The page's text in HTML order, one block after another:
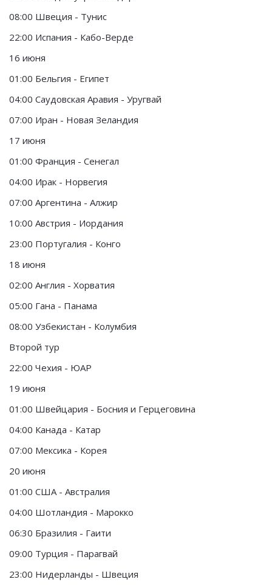
08:00 Швеция - Тунис
22:00 Испания - Кабо-Верде
16 июня
01:00 Бельгия - Египет
04:00 Саудовская Аравия - Уругвай
07:00 Иран - Новая Зеландия
17 июня
01:00 Франция - Сенегал
04:00 Ирак - Норвегия
07:00 Аргентина - Алжир
10:00 Австрия - Иордания
23:00 Португалия - Конго
18 июня
02:00 Англия - Хорватия
05:00 Гана - Панама
08:00 Узбекистан - Колумбия
Второй тур
22:00 Чехия - ЮАР
19 июня
01:00 Швейцария - Босния и Герцеговина
04:00 Канада - Катар
07:00 Мексика - Корея
20 июня
01:00 США - Австралия
04:00 Шотландия - Марокко
06:30 Бразилия - Гаити
09:00 Турция - Парагвай
23:00 Нидерланды - Швеция